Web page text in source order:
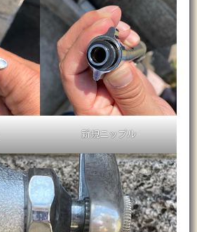
新規ニップル